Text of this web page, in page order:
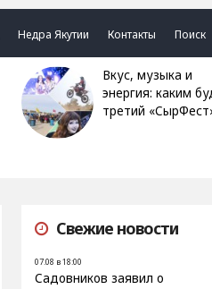
Недра Якутии Контакты Поиск
Вкус, музыка и
энергия: каким
третий
Свежие новости
07.08 в 18:00
Садовников заявил о